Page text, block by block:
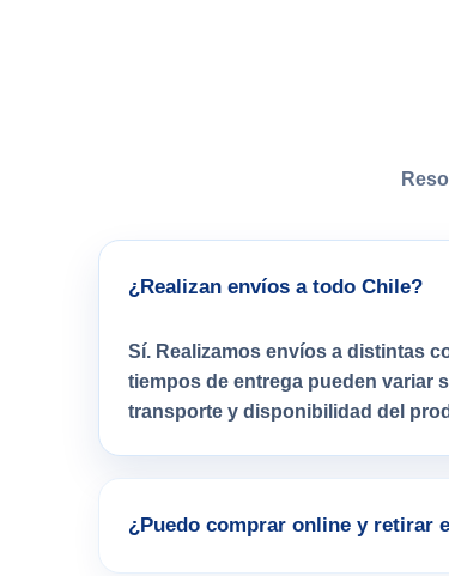
¿Realizan envíos a todo Chile?
Sí. Realizamos envíos a distintas
tiempos de entrega pueden variar
transporte y disponibilidad del
¿Puedo comprar online y retirar